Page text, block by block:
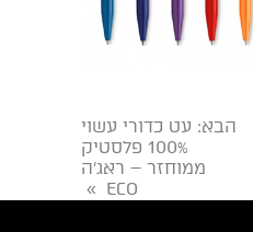
הבא: עט כדורי עשוי
100% פלסטיק
ממוחזר – ראג’ה
ECO
»